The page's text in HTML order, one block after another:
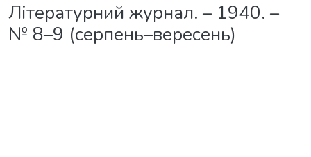
Літературний журнал. – 1940. –
№ 8–9 (серпень–вересень)